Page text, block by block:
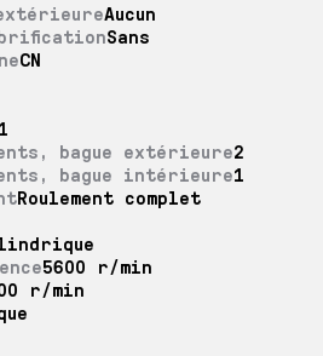
Aucun
Sans
CN
1
bague extérieure2
bague intérieure1
Roulement complet
5600 r/min
r/min